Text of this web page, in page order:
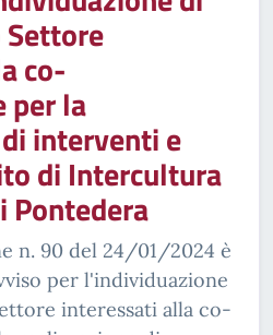
Settore
co-
per la
interventi e
di Intercultura
Pontedera
n. 90 del 24/01/2024 è
per l'individuazione
interessati alla co-